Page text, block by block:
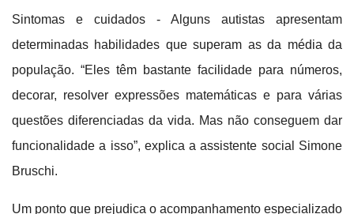
Sintomas e cuidados - Alguns autistas apresentam
determinadas habilidades que superam as da média da
população. “Eles têm bastante facilidade para números,
decorar, resolver expressões matemáticas e para várias
questões diferenciadas da vida. Mas não conseguem dar
funcionalidade a isso”, explica a assistente social Simone
Bruschi.
Um ponto que prejudica o acompanhamento especializado